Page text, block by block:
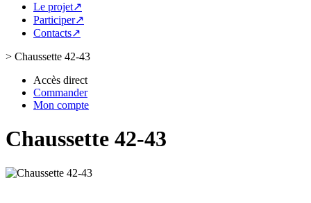
Le projet↗
Participer↗
Contacts↗
> Chaussette 42-43
Accès direct
Commander
Mon compte
Chaussette 42-43